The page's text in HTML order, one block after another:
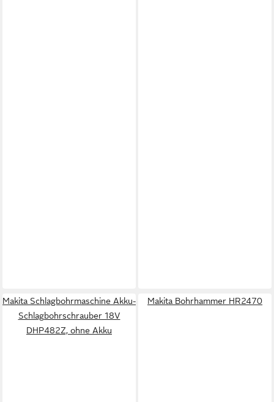
Makita Schlagbohrmaschine Akku-
Schlagbohrschrauber 18V
DHP482Z, ohne Akku
Makita Bohrhammer HR2470